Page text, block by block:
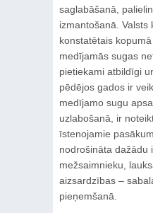
saglabāšanā,
izmantošanā. Valsts
konstatētais
medījamās sugas
pietiekami atbildīgi
pēdējos gados ir
medījamo sugu
uzlabošanā, ir
īstenojamie
nodrošināta dažādu
mežsaimnieku,
aizsardzības –
pieņemšanā.